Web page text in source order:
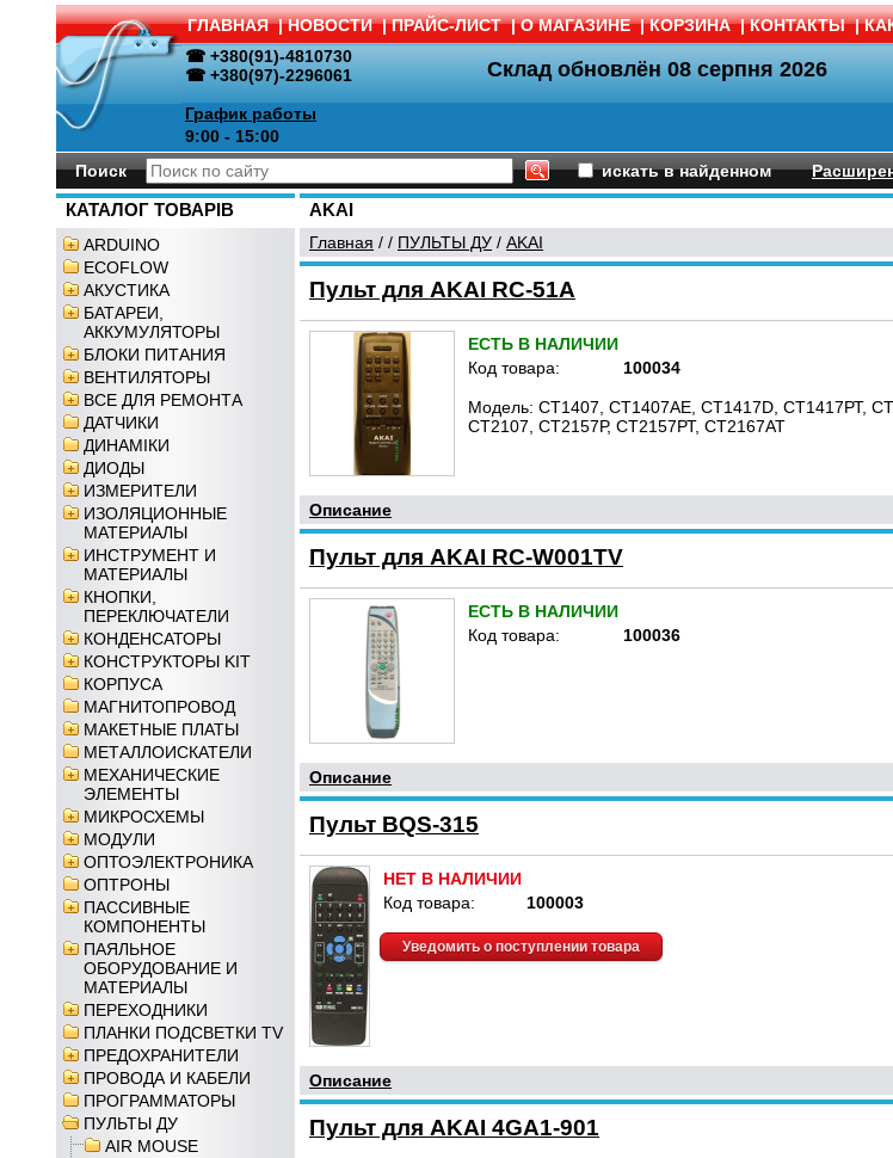
ГЛАВНАЯ | НОВОСТИ | ПРАЙС-ЛИСТ | О МАГАЗИНЕ | КОРЗИНА | КОНТАКТЫ |
☎ +380(91)-4810730
☎ +380(97)-2296061
График работы
9:00 - 15:00
Склад обновлён 08 серпня 2026
Поиск искать в найденном
КАТАЛОГ ТОВАРІВ
ARDUINO
ECOFLOW
АКУСТИКА
БАТАРЕИ,
АККУМУЛЯТОРЫ
БЛОКИ ПИТАНИЯ
ВЕНТИЛЯТОРЫ
ВСЕ ДЛЯ РЕМОНТА
ДАТЧИКИ
ДИНАМІКИ
ДИОДЫ
ИЗМЕРИТЕЛИ
ИЗОЛЯЦИОННЫЕ
МАТЕРИАЛЫ
ИНСТРУМЕНТ И
МАТЕРИАЛЫ
КНОПКИ,
ПЕРЕКЛЮЧАТЕЛИ
КОНДЕНСАТОРЫ
КОНСТРУКТОРЫ KIT
КОРПУСА
МАГНИТОПРОВОД
МАКЕТНЫЕ ПЛАТЫ
МЕТАЛЛОИСКАТЕЛИ
МЕХАНИЧЕСКИЕ
ЭЛЕМЕНТЫ
МИКРОСХЕМЫ
МОДУЛИ
ОПТОЭЛЕКТРОНИКА
ОПТРОНЫ
ПАССИВНЫЕ
КОМПОНЕНТЫ
ПАЯЛЬНОЕ
ОБОРУДОВАНИЕ И
МАТЕРИАЛЫ
ПЕРЕХОДНИКИ
ПЛАНКИ ПОДСВЕТКИ TV
ПРЕДОХРАНИТЕЛИ
ПРОВОДА И КАБЕЛИ
ПРОГРАММАТОРЫ
ПУЛЬТЫ ДУ
AIR MOUSE
AKAI
Главная / / ПУЛЬТЫ ДУ / AKAI
Пульт для AKAI RC-51A
ЕСТЬ В НАЛИЧИИ
Код товара:
100034
Модель: CT1407, CT1407АЕ, CT1417D, CT1417РТ,
CT2107, CT2157Р, CT2157РТ, CT2167АТ
Описание
Пульт для AKAI RC-W001TV
ЕСТЬ В НАЛИЧИИ
Код товара:
100036
Описание
Пульт BQS-315
НЕТ В НАЛИЧИИ
Код товара:
100003
Уведомить о поступлении товара
Описание
Пульт для AKAI 4GA1-901